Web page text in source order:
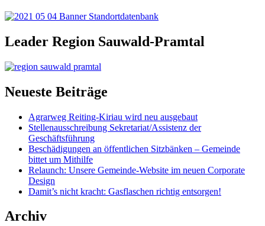
Leader Region Sauwald-Pramtal
Neueste Beiträge
Agrarweg Reiting-Kiriau wird neu ausgebaut
Stellenausschreibung Sekretariat/Assistenz der
Geschäftsführung
Beschädigungen an öffentlichen Sitzbänken – Gemeinde
bittet um Mithilfe
Relaunch: Unsere Gemeinde-Website im neuen Corporate
Design
Damit’s nicht kracht: Gasflaschen richtig entsorgen!
Archiv